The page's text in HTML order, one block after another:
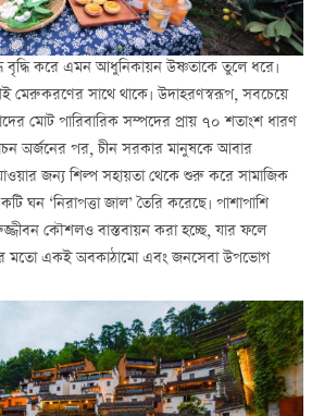
বৃদ্ধি করে এমন আধুনিকায়ন উষ্ণতাকে তুলে ধরে।
মেরুকরণের সাথে থাকে। উদাহরণস্বরূপ, সবচেয়ে
মোট পারিবারিক সম্পদের প্রায় ৭০ শতাংশ ধারণ
অর্জনের পর, চীন সরকার মানুষকে আবার
যাওয়ার জন্য শিল্প সহায়তা থেকে শুরু করে সামাজিক
ঘন ‘নিরাপত্তা জাল’ তৈরি করেছে। পাশাপাশি
কৌশলও বাস্তবায়ন করা হচ্ছে, যার ফলে
মতো একই অবকাঠামো এবং জনসেবা উপভোগ